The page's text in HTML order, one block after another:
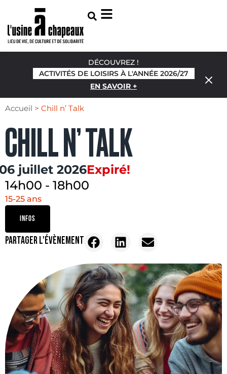
DÉCOUVREZ !
ACTIVITÉS DE LOISIRS À L'ANNÉE 2026/27
EN SAVOIR +
Accueil > Chill n’ Talk
CHILL N’ TALK
juillet 2026Expiré!
14h00 - 18h00
15-25 ans
INFOS
PARTAGER L'ÉVÈNEMENT